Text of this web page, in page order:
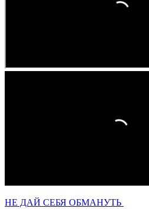
НЕ ДАЙ СЕБЯ ОБМАНУТЬ